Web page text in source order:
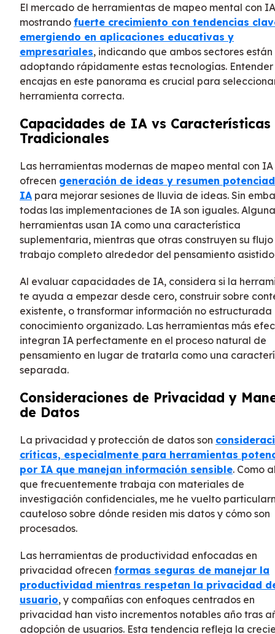
El mercado de herramientas de mapeo mental con
mostrando fuerte crecimiento con tendencias
emergiendo en aplicaciones educativas y
empresariales, indicando que ambos sectores están
adoptando rápidamente estas tecnologías.
encajas en este panorama es crucial para
herramienta correcta.
Capacidades de IA vs Características
Tradicionales
Las herramientas modernas de mapeo mental con IA
ofrecen generación de ideas y resumen
IA para mejorar sesiones de lluvia de ideas. Sin
todas las implementaciones de IA son iguales.
herramientas usan IA como una característica
suplementaria, mientras que otras construyen su
trabajo completo alrededor del pensamiento
Al evaluar capacidades de IA, considera si la
te ayuda a empezar desde cero, construir sobre
existente, o transformar información no estructurada
conocimiento organizado. Las herramientas más
integran IA perfectamente en el proceso natural de
pensamiento en lugar de tratarla como una
separada.
Consideraciones de Privacidad y
de Datos
La privacidad y protección de datos son
críticas, especialmente para herramientas
por IA que manejan información sensible. Como
que frecuentemente trabaja con materiales de
investigación confidenciales, me he vuelto
cauteloso sobre dónde residen mis datos y cómo son
procesados.
Las herramientas de productividad enfocadas en
privacidad ofrecen formas seguras de manejar la
productividad mientras respetan la privacidad
usuario, y compañías con enfoques centrados en
privacidad han visto incrementos notables año tras
adopción de usuarios. Esta tendencia refleja la